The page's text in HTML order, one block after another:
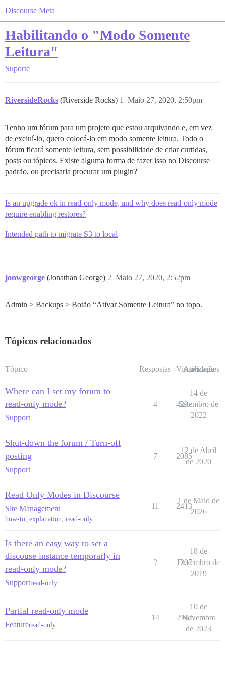
Discourse Meta
Habilitando o "Modo Somente
Leitura"
Suporte
RiversideRocks (Riverside Rocks) Maio 27, 2020, 2:50pm
1
Tenho um fórum para um projeto que estou arquivando e, em vez
de excluí-lo, quero colocá-lo em modo somente leitura. Todo o
fórum ficará somente leitura, sem possibilidade de criar curtidas,
posts ou tópicos. Existe alguma forma de fazer isso no Discourse
padrão, ou precisaria procurar um plugin?
Is an upgrade ok in read-only mode, and why does read-only mode
require enabling restores?
Intended path to migrate S3 to local
jonwgeorge (Jonathan George) Maio 27, 2020, 2:52pm
2
Admin > Backups > Botão “Ativar Somente Leitura” no topo.
Tópicos relacionados
Tópico Respostas Visualizações
Atividade
Where can I set my forum to
read-only mode?
Support
4 420
14 de
Setembro de
2022
Shut-down the forum / Turn-off
posting
Support
7 2085
12 de Abril
de 2020
Read Only Modes in Discourse
Site Management
how-to, explanation, read-only
11 2413
1 de Maio de
2026
Is there an easy way to set a
discouse instance temporarly in
read-only mode?
Supportread-only
2 1207
18 de
Dezembro de
2019
Partial read-only mode
Featureread-only
14 2942
10 de
Novembro
de 2023